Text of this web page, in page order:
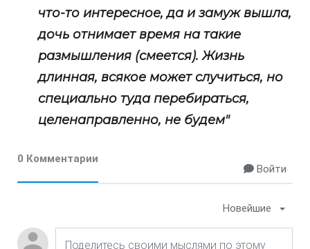
что-то интересное, да и замуж вышла,
дочь отнимает время на такие
размышления (смеется). Жизнь
длинная, всякое может случиться, но
специально туда перебираться,
целенаправленно, не будем"
0 Комментарии
Войти
Новейшие